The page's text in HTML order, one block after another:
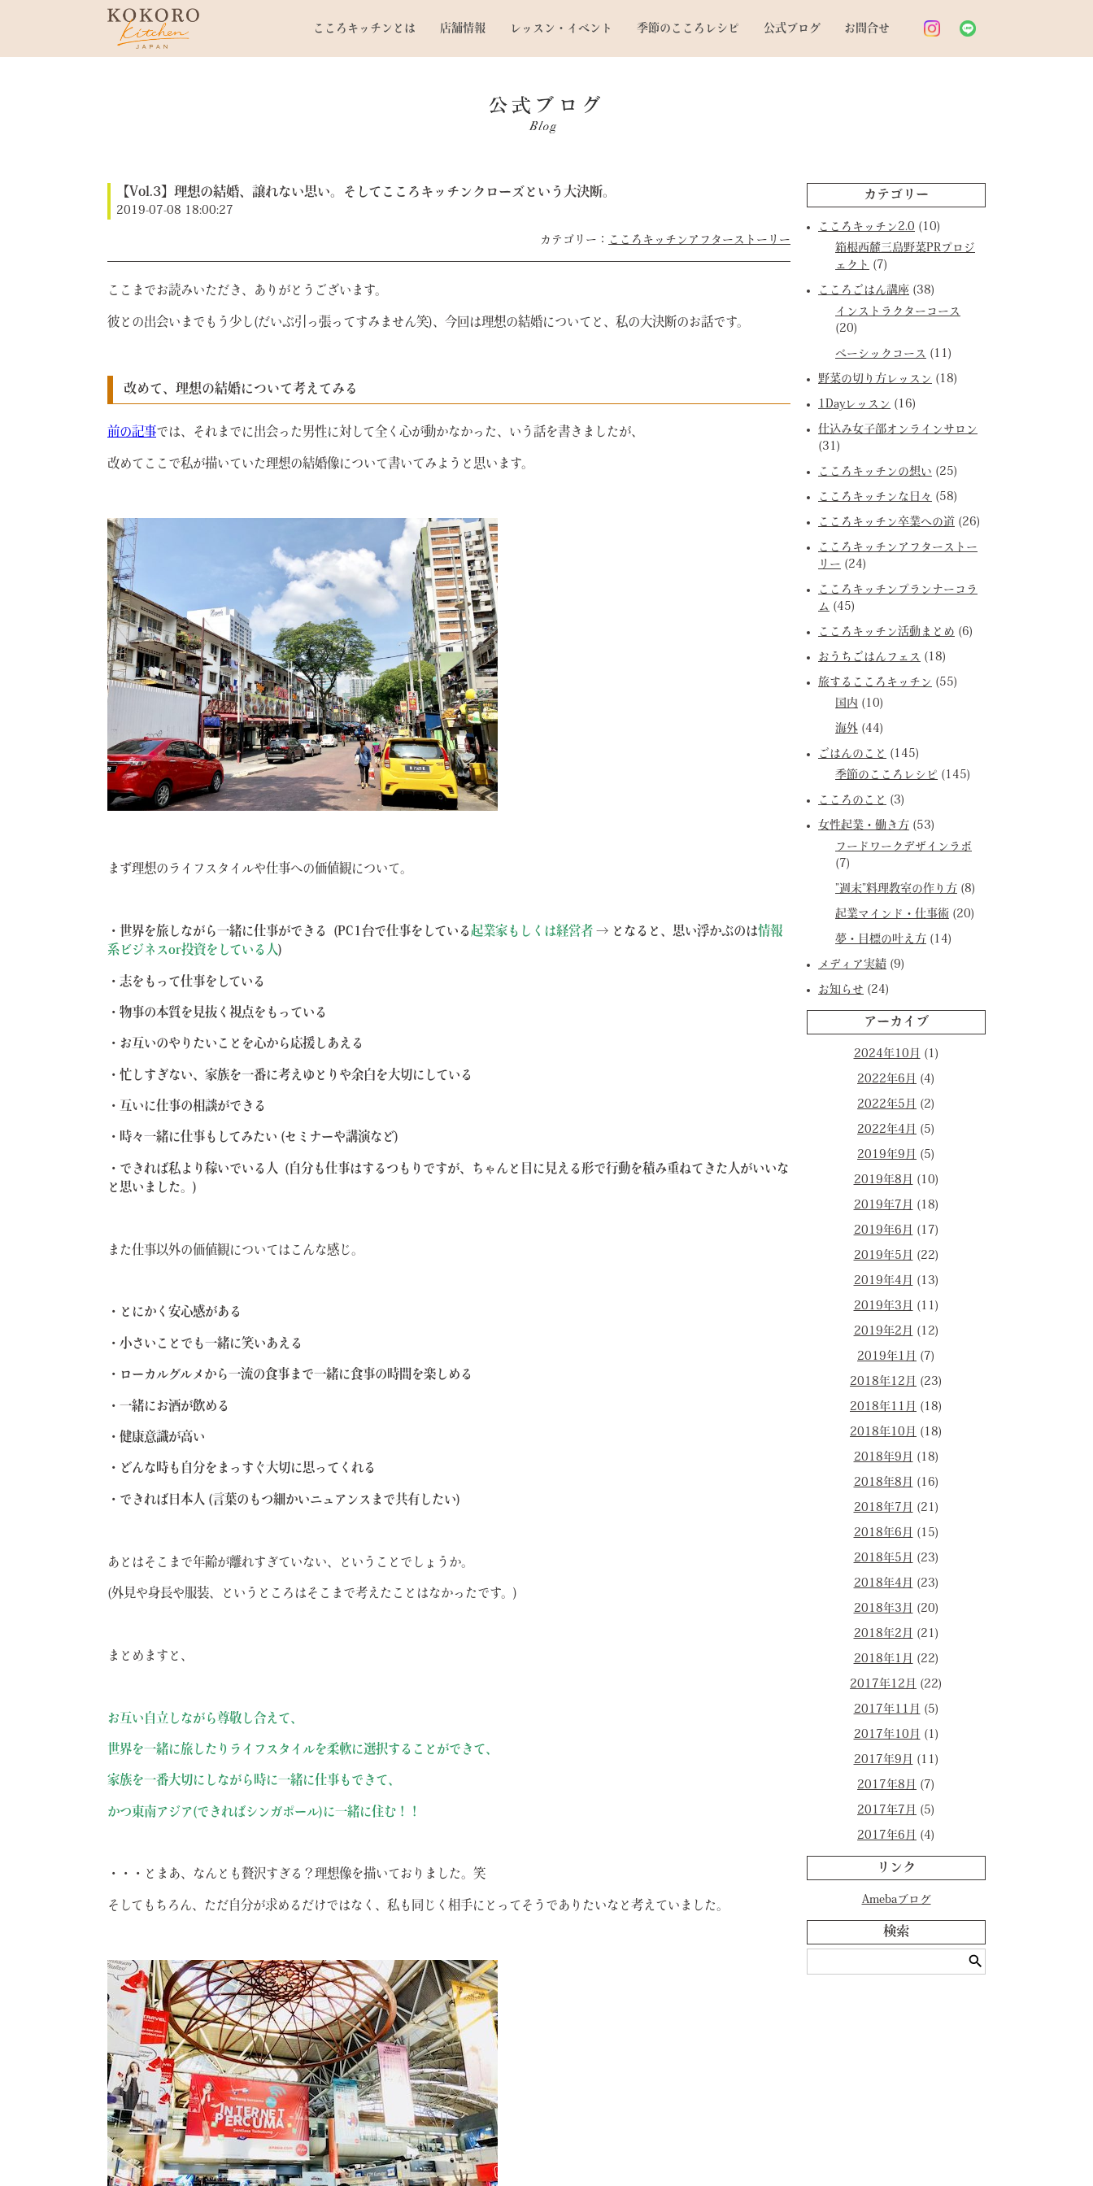
こころキッチンとは 店舗情報 レッスン・イベント 季節のこころレシピ 公式ブログ お問合せ
【Vol.3】理想の結婚、譲れない思い。そしてこころキッチンクローズという大決断。
2019-07-08 18:00:27
こころキッチンアフターストーリー
ここまでお読みいただき、ありがとうございます。
彼との出会いまでもう少し(だいぶ引っ張ってすみません笑)、今回は理想の結婚についてと、私の大決断のお話です。
改めて、理想の結婚について考えてみる
前の記事では、それまでに出会った男性に対して全く心が動かなかった、いう話を書きましたが、
改めてここで私が描いていた理想の結婚像について書いてみようと思います。
まず理想のライフスタイルや仕事への価値観について。
・世界を旅しながら一緒に仕事ができる (PC1台で仕事をしている起業家もしくは経営者 → となると、思い浮かぶのは情報
系ビジネスor投資をしている人)
・志をもって仕事をしている
・ 物事の本質を見抜く視点をもっている
・お互いのやりたいことを心から応援しあえる
・忙しすぎない、家族を一番に考えゆとりや余白を大切にしている
・互いに仕事の相談ができる
・時々一緒に仕事もしてみたい (セミナーや講演など)
・できれば私より稼いでいる人 (自分も仕事はするつもりですが、ちゃんと目に見える形で行動を積み重ねてきた人がいいな
と思いました。)
また仕事以外の価値観についてはこんな感じ。
・とにかく安心感がある
・小さいことでも一緒に笑いあえる
・ローカルグルメから一流の食事まで一緒に食事の時間を楽しめる
・一緒にお酒が飲める
・健康意識が高い
・どんな時も自分をまっすぐ大切に思ってくれる
・できれば日本人 (言葉のもつ細かいニュアンスまで共有したい)
あとはそこまで年齢が離れすぎていない、ということでしょうか。
(外見や身長や服装、というところはそこまで考えたことはなかったです。)
まとめますと、
お互い自立しながら尊敬し合えて、
世界を一緒に旅したりライフスタイルを柔軟に選択することができて、
家族を一番大切にしながら時に一緒に仕事もできて、
かつ東南アジア(できればシンガポール)に一緒に住む！！
・・・とまあ、なんとも贅沢すぎる？理想像を描いておりました。笑
そしてもちろん、ただ自分が求めるだけではなく、私も同じく相手にとってそうでありたいなと考えていました。
カテゴリー
こころキッチン2.0 (10)
箱根西麓三島野菜PRプロジ
ェクト (7)
こころごはん講座 (38)
インストラクターコース
(20)
ベーシックコース (11)
野菜の切り方レッスン (18)
1Dayレッスン (16)
仕込み女子部オンラインサロン
(31)
こころキッチンの想い (25)
こころキッチンな日々 (58)
こころキッチン卒業への道 (26)
こころキッチンアフターストー
リー (24)
こころキッチンプランナーコラ
ム (45)
こころキッチン活動まとめ (6)
おうちごはんフェス (18)
旅するこころキッチン (55)
国内 (10)
海外 (44)
ごはんのこと (145)
季節のこころレシピ (145)
こころのこと (3)
女性起業・働き方 (53)
フードワークデザインラボ
(7)
”週末”料理教室の作り方 (8)
起業マインド・仕事術 (20)
夢・目標の叶え方 (14)
メディア実績 (9)
お知らせ (24)
アーカイブ
2024年10月 (1)
2022年6月 (4)
2022年5月 (2)
2022年4月 (5)
2019年9月 (5)
2019年8月 (10)
2019年7月 (18)
2019年6月 (17)
2019年5月 (22)
2019年4月 (13)
2019年3月 (11)
2019年2月 (12)
2019年1月 (7)
2018年12月 (23)
2018年11月 (18)
2018年10月 (18)
2018年9月 (18)
2018年8月 (16)
2018年7月 (21)
2018年6月 (15)
2018年5月 (23)
2018年4月 (23)
2018年3月 (20)
2018年2月 (21)
2018年1月 (22)
2017年12月 (22)
2017年11月 (5)
2017年10月 (1)
2017年9月 (11)
2017年8月 (7)
2017年7月 (5)
2017年6月 (4)
リンク
Amebaブログ
検索